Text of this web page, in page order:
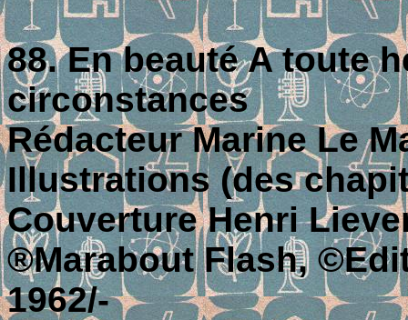
88. En beauté A toute
circonstances
Rédacteur Marine Le
Illustrations (des
Couverture Henri
®Marabout Flash,
1962/-